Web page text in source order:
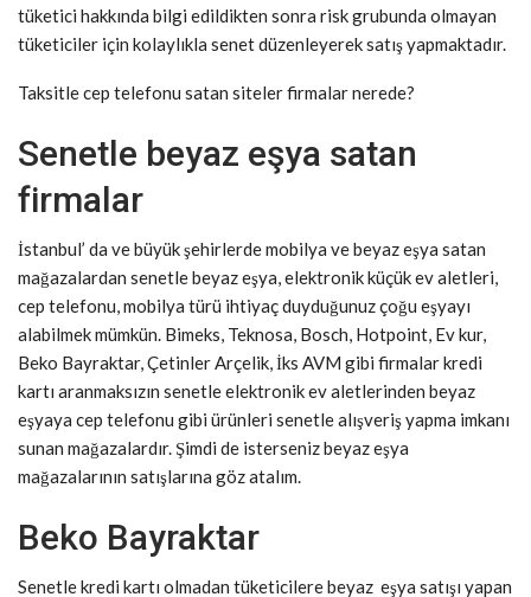
tüketici hakkında bilgi edildikten sonra risk grubunda olmayan
tüketiciler için kolaylıkla senet düzenleyerek satış yapmaktadır.
Taksitle cep telefonu satan siteler firmalar nerede?
Senetle beyaz eşya satan
firmalar
İstanbul’ da ve büyük şehirlerde mobilya ve beyaz eşya satan
mağazalardan senetle beyaz eşya, elektronik küçük ev aletleri,
cep telefonu, mobilya türü ihtiyaç duyduğunuz çoğu eşyayı
alabilmek mümkün. Bimeks, Teknosa, Bosch, Hotpoint, Ev kur,
Beko Bayraktar, Çetinler Arçelik, İks AVM gibi firmalar kredi
kartı aranmaksızın senetle elektronik ev aletlerinden beyaz
eşyaya cep telefonu gibi ürünleri senetle alışveriş yapma imkanı
sunan mağazalardır. Şimdi de isterseniz beyaz eşya
mağazalarının satışlarına göz atalım.
Beko Bayraktar
Senetle kredi kartı olmadan tüketicilere beyaz eşya satışı yapan